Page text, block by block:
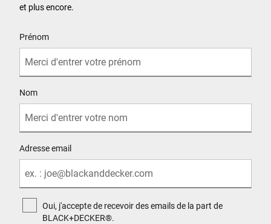
et plus encore.
Prénom
Nom
Adresse email
Oui, j'accepte de recevoir des emails de la part de
BLACK+DECKER®.